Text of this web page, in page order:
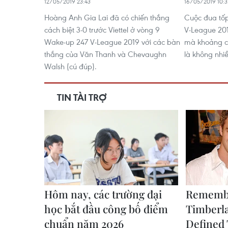
Hoàng Anh Gia Lai đã có chiến thắng
cách biệt 3-0 trước Viettel ở vòng 9
Wake-up 247 V-League 2019 với các bàn
thắng của Văn Thanh và Chevaughn
Walsh (cú đúp).
Cuộc đua
V-League
mà khoảng
là không